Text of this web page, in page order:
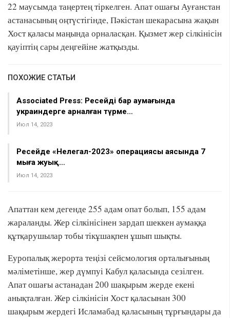
22 маусымда таңертең тіркелген. Апат ошағы Ауғанстан
астанасының оңтүстігінде, Пәкістан шекарасына жақын
Хост қаласы маңында орналасқан. Қызмет жер сілкінісін
қауіптің сары деңгейіне жатқызды.
ПОХОЖИЕ СТАТЬИ
Associated Press: Ресейдің бар аумағында
украиндерге арналған түрме…
Июл 14, 2023
Ресейде «Нелегал-2023» операциясы аясында 7
мыңға жуық…
Июл 14, 2023
Апаттан кем дегенде 255 адам опат болып, 155 адам
жараланды. Жер сілкінісінен зардап шеккен аумаққа
құтқарушылар тобы тікұшақпен ұшып шықты.
Еуропалық жерорта теңізі сейсмология орталығының
мәліметінше, жер дүмпуі Кабул қаласында сезілген.
Апат ошағы астанадан 200 шақырым жерде екені
анықталған. Жер сілкінісін Хост қаласынан 300
шақырым жердегі Исламабад қаласының тұрғындары да